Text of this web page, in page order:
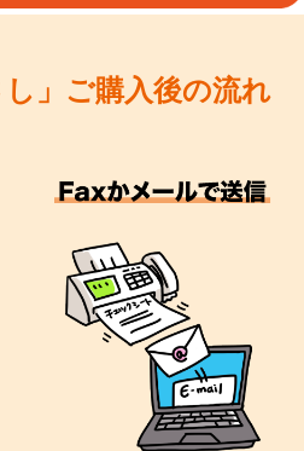
し」ご購入後の流れ